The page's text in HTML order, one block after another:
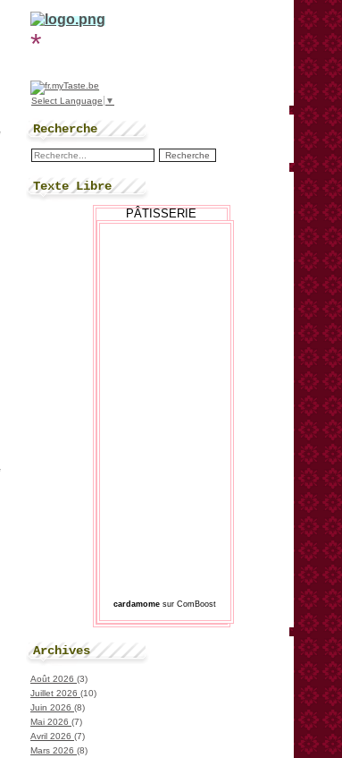
*
Select Language ▼
Recherche
Texte Libre
PÂTISSERIE
cardamome sur ComBoost
Archives
Août 2026 (3)
Juillet 2026 (10)
Juin 2026 (8)
Mai 2026 (7)
Avril 2026 (7)
Mars 2026 (8)